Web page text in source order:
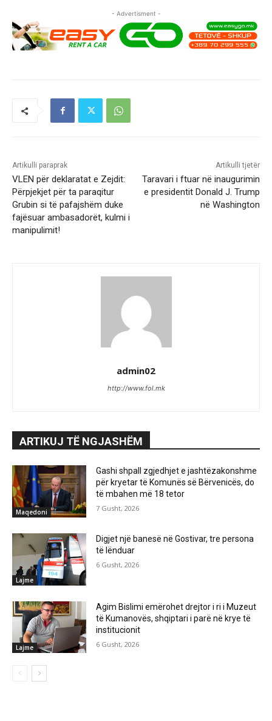
- Advertisment -
Artikulli paraprak
VLEN për deklaratat e Zejdit:
Përpjekjet për ta paraqitur
Grubin si të pafajshëm duke
fajësuar ambasadorët, kulmi i
manipulimit!
Artikulli tjetër
Taravari i ftuar në inaugurimin
e presidentit Donald J. Trump
në Washington
admin02
http://www.fol.mk
ARTIKUJ TË NGJASHËM
Maqedoni
Gashi shpall zgjedhjet e jashtëzakonshme
për kryetar të Komunës së Bërvenicës, do
të mbahen më 18 tetor
7 Gusht, 2026
Lajme
Digjet një banesë në Gostivar, tre persona
të lënduar
6 Gusht, 2026
Lajme
Agim Bislimi emërohet drejtor i ri i Muzeut
të Kumanovës, shqiptari i parë në krye të
institucionit
6 Gusht, 2026